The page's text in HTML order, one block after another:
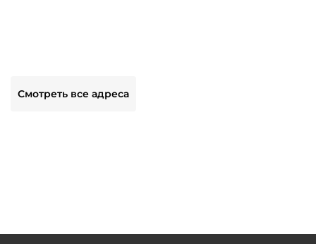
Смотреть все адреса